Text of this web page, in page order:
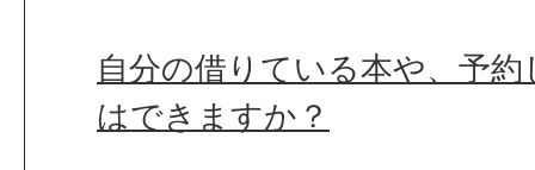
自分の借りている本や、予
はできますか？